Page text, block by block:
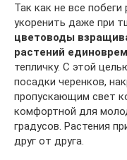
Так как не все
укоренить даже при
цветоводы
растений
тепличку. С этой
посадки черенков,
пропускающим свет
комфортной для
градусов. Растения
друг от друга.